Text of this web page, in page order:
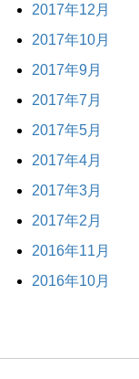
2017年12月
2017年10月
2017年9月
2017年7月
2017年5月
2017年4月
2017年3月
2017年2月
2016年11月
2016年10月